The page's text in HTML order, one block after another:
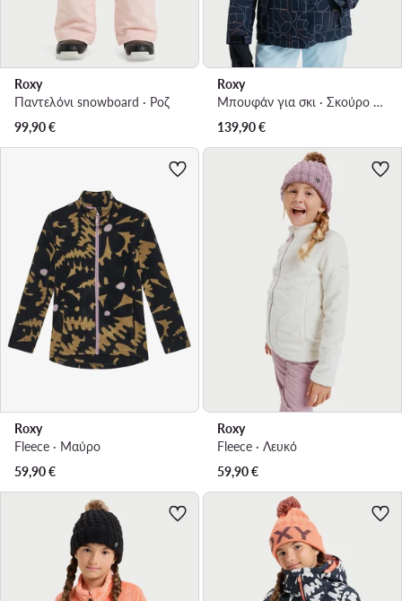
Roxy
Παντελόνι snowboard · Ροζ
99,90€
Roxy
Μπουφάν για σκι · Σκούρο μπλε
139,90€
Roxy
Fleece · Μαύρο
59,90€
Roxy
Fleece · Λευκό
59,90€